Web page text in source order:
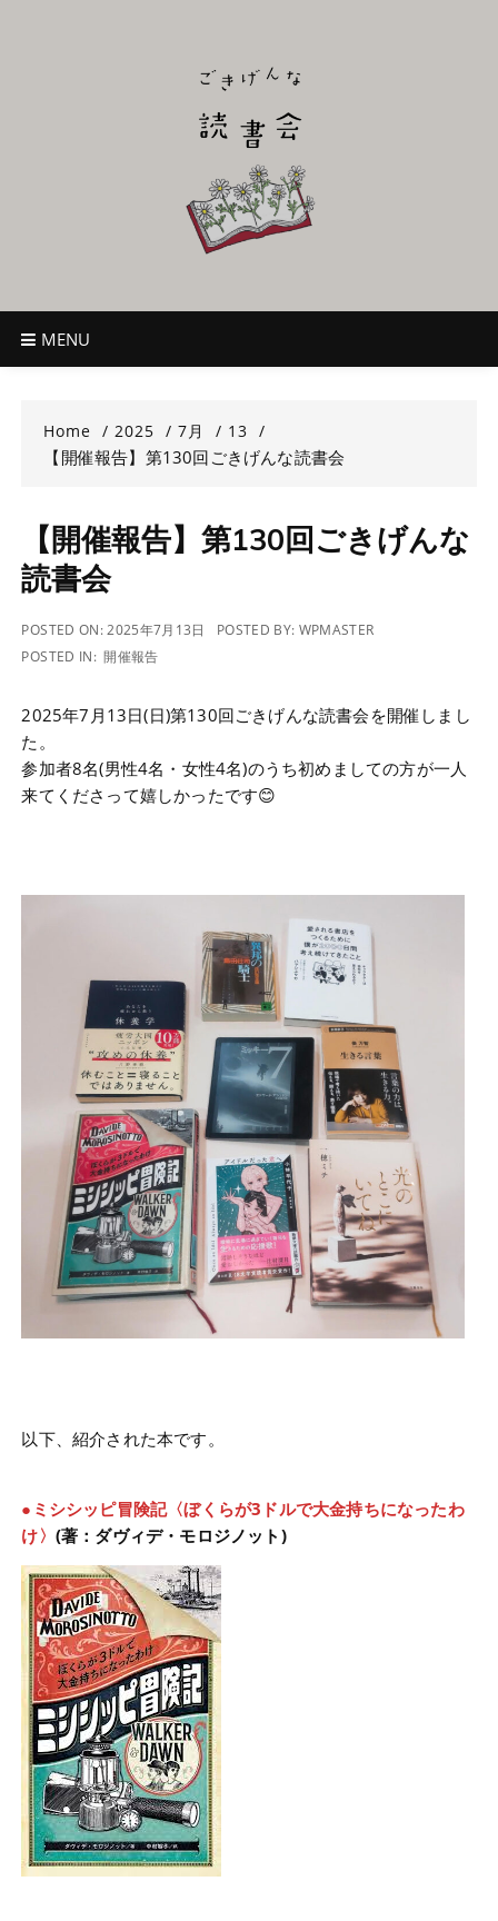
ごきげんな読
~児童書好き主催者によるオールジャンルOK！のんびり読書会~
MENU
Home 2025 7月 13
【開催報告】第130回ごきげんな読書会
【開催報告】第130回ごきげんな
読書会
POSTED ON:2025年7月13日 POSTED BY: WPMASTER
POSTED IN: 開催報告
2025年7月13日(日)第130回ごきげんな読書会を開催しまし
た。
参加者8名(男性4名・女性4名)のうち初めましての方が一人
来てくださって嬉しかったです😊
以下、紹介された本です。
●ミシシッピ冒険記〈ぼくらが3ドルで大金持ちになったわ
け〉 (著：ダヴィデ・モロジノット)